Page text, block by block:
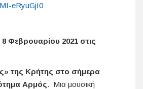
eRyuGjI0
Φεβρουαρίου 2021 στις
της Κρήτης στο σήμερα
Αρμός. Μια μουσική